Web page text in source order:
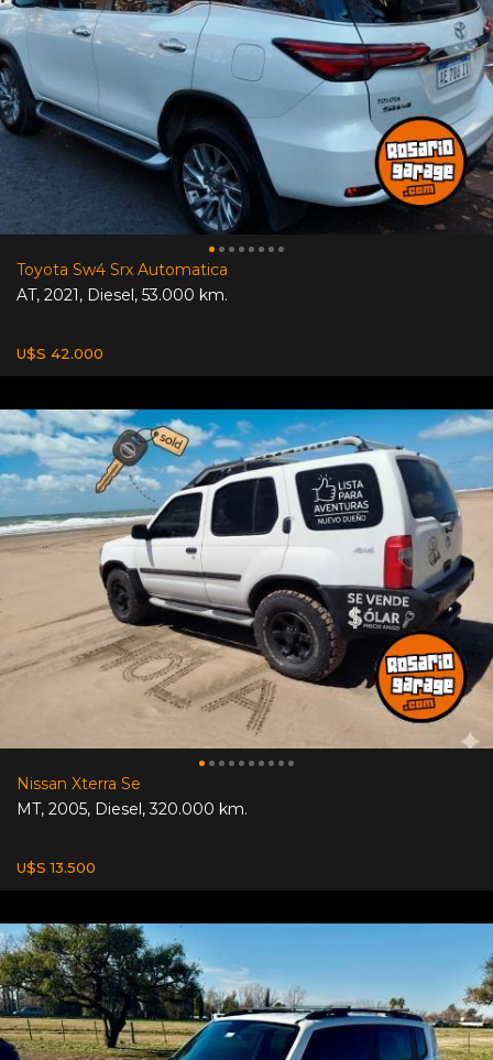
Toyota Sw4 Srx Automatica
AT, 2021, Diesel, 53.000 km.
U$S 42.000
Nissan Xterra Se
MT, 2005, Diesel,320.000 km.
U$S 13.500